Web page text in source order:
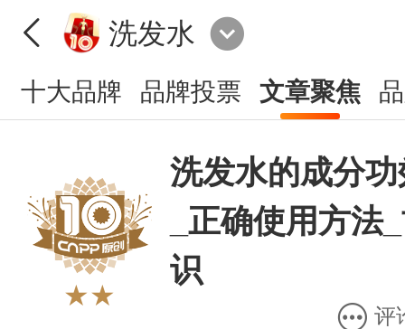
洗发水
十大品牌 品牌投票 文章聚焦
★★
洗发水的成分
_正确使用方法
识
评